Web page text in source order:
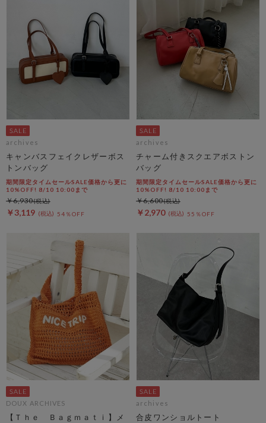
archives
キャンバスフェイクレザーボス
トンバッグ
期間限定タイムセールSALE価格から更に
10%OFF! 8/10 10:00まで
￥3,119 54％OFF
￥6,930
archives
チャーム付きスクエアボストン
バッグ
期間限定タイムセールSALE価格から更に
10%OFF! 8/10 10:00まで
￥2,970 55％OFF
￥6,600
DOUX ARCHIVES
【Ｔｈｅ Ｂａｇｍａｔｉ】メ
archives
合皮ワンショルトート